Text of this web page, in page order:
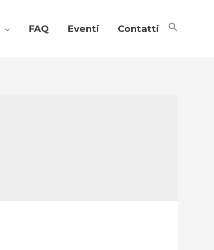
FAQ Eventi Contatti